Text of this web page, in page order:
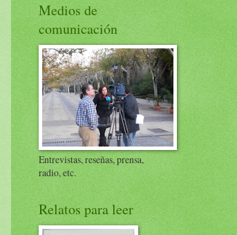
Medios de
comunicación
Entrevistas, reseñas, prensa,
radio, etc.
Relatos para leer